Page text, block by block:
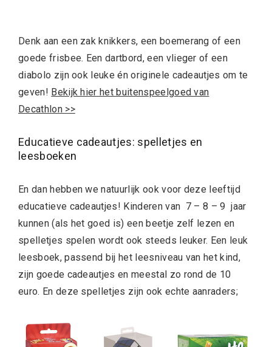
Denk aan een zak knikkers, een boemerang of een
goede frisbee. Een dartbord, een vlieger of een
diabolo zijn ook leuke én originele cadeautjes om te
geven! Bekijk hier het buitenspeelgoed van
Decathlon >>
Educatieve cadeautjes: spelletjes en
leesboeken
En dan hebben we natuurlijk ook voor deze leeftijd
educatieve cadeautjes! Kinderen van 7 – 8 – 9 jaar
kunnen (als het goed is) een beetje zelf lezen en
spelletjes spelen wordt ook steeds leuker. Een leuk
leesboek, passend bij het leesniveau van het kind,
zijn goede cadeautjes en meestal zo rond de 10
euro. En deze spelletjes zijn ook echte aanraders;